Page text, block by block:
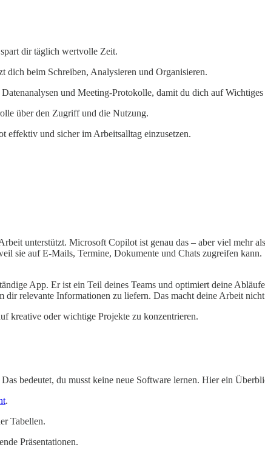
dir täglich wertvolle Zeit.
beim Schreiben, Analysieren und Organisieren.
und Meeting-Protokolle, damit du dich auf Wichtiges
über den Zugriff und die Nutzung.
effektiv und sicher im Arbeitsalltag einzusetzen.
unterstützt. Microsoft Copilot ist genau das – aber viel mehr
sie auf E-Mails, Termine, Dokumente und Chats zugreifen
App. Er ist ein Teil deines Teams und optimiert deine
dir relevante Informationen zu liefern. Das macht deine Arbeit
kreative oder wichtige Projekte zu konzentrieren.
bedeutet, du musst keine neue Software lernen. Hier ein
.
Tabellen.
Präsentationen.